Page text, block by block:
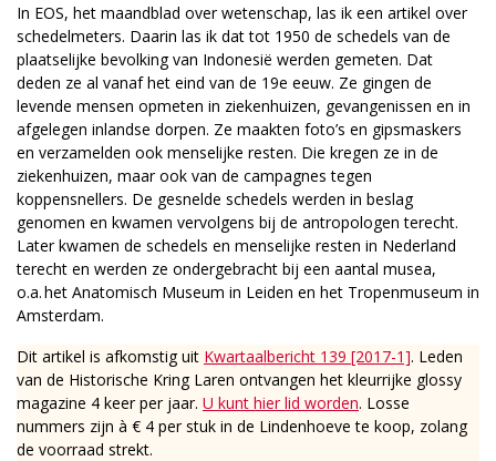
In EOS, het maandblad over wetenschap, las ik een artikel over
schedelmeters. Daarin las ik dat tot 1950 de schedels van de
plaatselijke bevolking van Indonesië werden gemeten. Dat
deden ze al vanaf het eind van de 19e eeuw. Ze gingen de
levende mensen opmeten in ziekenhuizen, gevangenissen en in
afgelegen inlandse dorpen. Ze maakten foto’s en gipsmaskers
en verzamelden ook menselijke resten. Die kregen ze in de
ziekenhuizen, maar ook van de campagnes tegen
koppensnellers. De gesnelde schedels werden in beslag
genomen en kwamen vervolgens bij de antropologen terecht.
Later kwamen de schedels en menselijke resten in Nederland
terecht en werden ze ondergebracht bij een aantal musea,
o.a. het Anatomisch Museum in Leiden en het Tropenmuseum in
Amsterdam.
Dit artikel is afkomstig uit Kwartaalbericht 139 [2017-1]. Leden
van de Historische Kring Laren ontvangen het kleurrijke glossy
magazine 4 keer per jaar. U kunt hier lid worden. Losse
nummers zijn à € 4 per stuk in de Lindenhoeve te koop, zolang
de voorraad strekt.